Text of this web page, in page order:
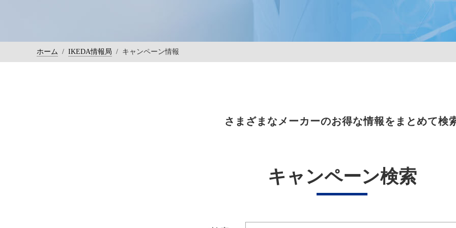
ホーム / IKEDA情報局 / キャンペーン情報
さまざまなメーカーのお得な情報をまとめて検
キャンペーン検索